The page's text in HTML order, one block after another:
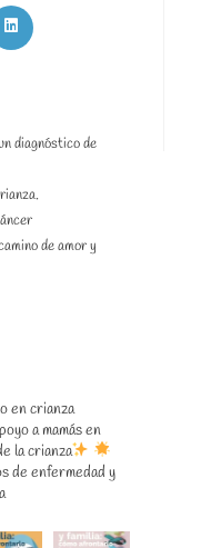
Se
pestaña
diagnóstico de
de amor y
en crianza
a mamás en
la crianza
de enfermedad y